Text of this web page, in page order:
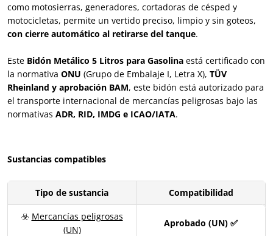
como motosierras, generadores, cortadoras de césped y
motocicletas, permite un vertido preciso, limpio y sin goteos,
con cierre automático al retirarse del tanque.
Este Bidón Metálico 5 Litros para Gasolina está certificado con
la normativa ONU (Grupo de Embalaje I, Letra X), TÜV
Rheinland y aprobación BAM, este bidón está autorizado para
el transporte internacional de mercancías peligrosas bajo las
normativas ADR, RID, IMDG e ICAO/IATA.
Sustancias compatibles
Tipo de sustancia Compatibilidad
☣️ Mercancías peligrosas
(UN)
Aprobado (UN) ✅